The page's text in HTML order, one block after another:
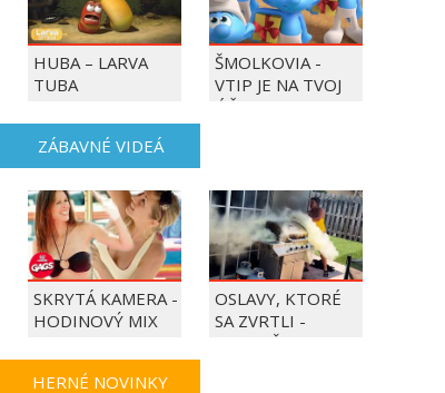
HUBA – LARVA
TUBA
ŠMOLKOVIA -
VTIP JE NA TVOJ
ÚČET
ZÁBAVNÉ VIDEÁ
SKRYTÁ KAMERA -
HODINOVÝ MIX
OSLAVY, KTORÉ
SA ZVRTLI -
NAJLEPŠIE
HERNÉ NOVINKY